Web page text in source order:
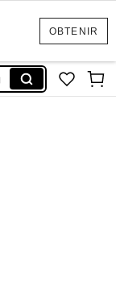
OBTENIR